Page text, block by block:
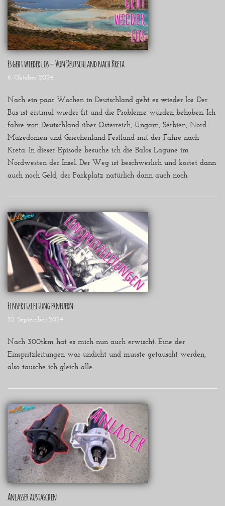
Es geht wieder los – Von Deutschland nach Kreta
6. Oktober 2024
Nach ein paar Wochen in Deutschland geht es wieder los. Der
Bus ist erstmal wieder fit und die Probleme wurden behoben. Ich
fahre von Deutschland über Österreich, Ungarn, Serbien, Nord-
Mazedonien und Griechenland Festland mit der Fähre nach
Kreta. In dieser Episode besuche ich die Balos Lagune im
Nordwesten der Insel. Der Weg ist beschwerlich und kostet dann
auch noch Geld, der Parkplatz natürlich dann auch noch.
Einspritzleitung erneuern
22. September 2024
Nach 300tkm hat es mich nun auch erwischt. Eine der
Einspritzleitungen war undicht und musste getauscht werden,
also tausche ich gleich alle.
Anlasser austaschen